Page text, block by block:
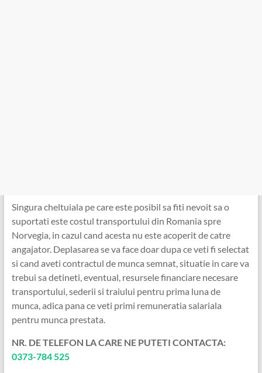
Singura cheltuiala pe care este posibil sa fiti nevoit sa o
suportati este costul transportului din Romania spre
Norvegia, in cazul cand acesta nu este acoperit de catre
angajator. Deplasarea se va face doar dupa ce veti fi selectat
si cand aveti contractul de munca semnat, situatie in care va
trebui sa detineti, eventual, resursele financiare necesare
transportului, sederii si traiului pentru prima luna de
munca, adica pana ce veti primi remuneratia salariala
pentru munca prestata.
NR. DE TELEFON LA CARE NE PUTETI CONTACTA:
0373-784 525